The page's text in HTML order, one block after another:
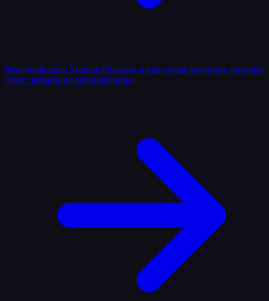
Выгодная цена Уценка Остатки и выгодные позиции, которые
стоит забрать по хорошей цене.